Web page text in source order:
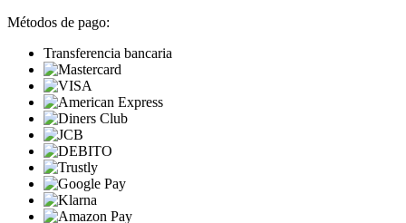
Métodos de pago:
Transferencia bancaria